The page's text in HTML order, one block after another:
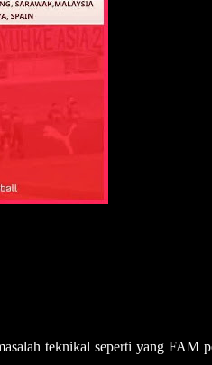
teknikal seperti yang FAM